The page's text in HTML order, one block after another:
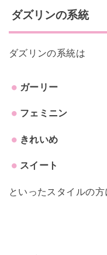
ダズリンの系統
ダズリンの系統は
ガーリー
フェミニン
きれいめ
スイート
といったスタイルの方